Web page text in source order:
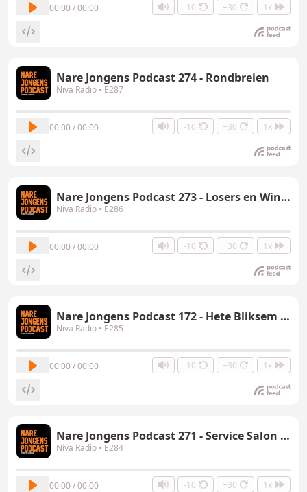
00:00 / 00:00 -10 +30 1x
Nare Jongens Podcast 274 - Rondbreien
Niva Radio • E287
00:00 / 00:00 -10 +30 1x
Nare Jongens Podcast 273 - Losers en Winners
Niva Radio • E286
00:00 / 00:00 -10 +30 1x
Nare Jongens Podcast 172 - Hete Bliksem Special
Niva Radio • E285
00:00 / 00:00 -10 +30 1x
Nare Jongens Podcast 271 - Service Salon Special
Niva Radio • E284
00:00 / 00:00 -10 +30 1x